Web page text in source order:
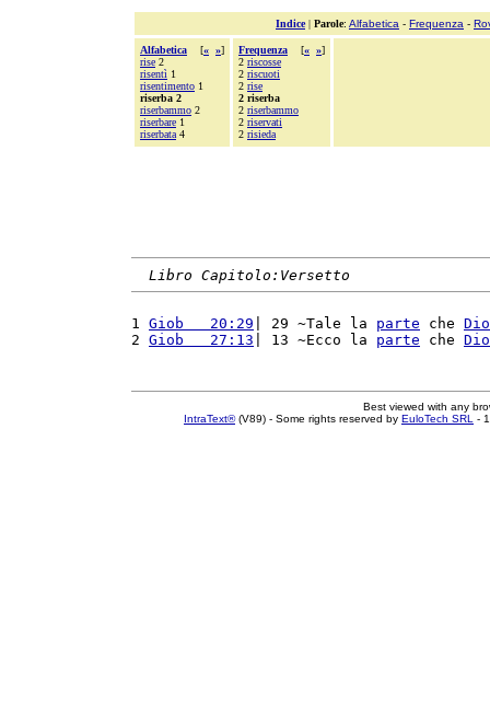
Indice| Parole: Alfabetica - Frequenza -
Alfabetica [« »]
rise 2
risentì 1
risentimento 1
riserba 2
riserbammo 2
riserbare 1
riserbata 4
Frequenza [« »]
2 riscosse
2 riscuoti
2 rise
2 riserba
2 riserbammo
2 riservati
2 risieda
Libro Capitolo:Versetto
1 Giob   20:29 | 29 ~Tale la parte che Dio
2 Giob   27:13 | 13 ~Ecco la parte che Dio
Best viewed with any
IntraText®(V89) - Some rights reserved by EuloTech SRL -